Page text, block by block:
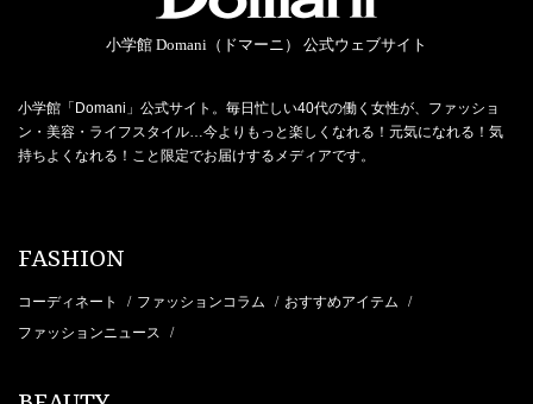
小学館 Domani（ドマーニ） 公式ウェブサイト
小学館「Domani」公式サイト。毎日忙しい40代の働く女性が、ファッショ
ン・美容・ライフスタイル…今よりもっと楽しくなれる！元気になれる！気
持ちよくなれる！こと限定でお届けするメディアです。
FASHION
コーディネート / ファッションコラム / おすすめアイテム /
ファッションニュース /